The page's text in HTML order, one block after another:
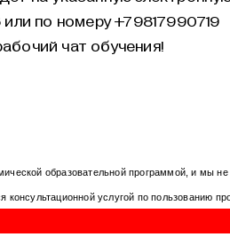
по номеру +79817990719
чат обучения!
образовательной программой, и мы
консультационной услугой по пользованию